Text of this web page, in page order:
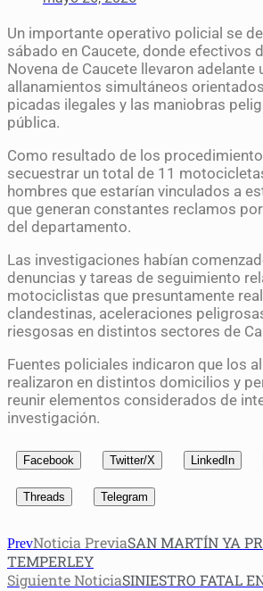
Un importante operativo policial se
sábado en Caucete, donde efectivos
Novena de Caucete llevaron adelante
allanamientos simultáneos
picadas ilegales y las maniobras
pública.
Como resultado de los
secuestrar un total de 11
hombres que estarían vinculados a
que generan constantes reclamos
del departamento.
Las investigaciones habían
denuncias y tareas de seguimiento
motociclistas que presuntamente
clandestinas, aceleraciones
riesgosas en distintos sectores de
Fuentes policiales indicaron que los
realizaron en distintos domicilios y
reunir elementos considerados de
investigación.
Facebook Twitter/X LinkedIn
Threads Telegram
PrevNoticia PreviaSAN MARTÍN YA
TEMPERLEY
Siguiente NoticiaSINIESTRO FATAL